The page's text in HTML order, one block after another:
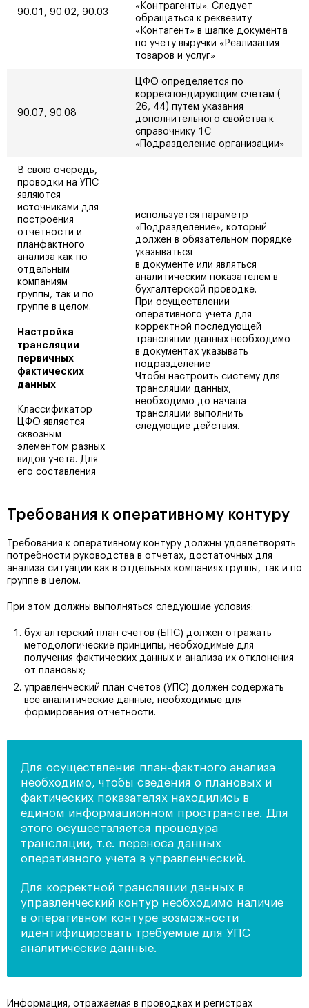
90.01, 90.02, 90.03
«Контрагенты». Следует
обращаться к реквезиту
«Контагент» в шапке документа
по учету выручки «Реализация
товаров и услуг»
90.07, 90.08
ЦФО определяется по
корреспондирующим счетам (
26, 44) путем указания
дополнительного свойства к
справочнику 1С
«Подразделение организации»
В свою очередь,
проводки на УПС
являются
источниками для
построения
отчетности и
планфактного
анализа как по
отдельным
компаниям
группы, так и по
группе в целом.
Настройка
трансляции
первичных
фактических
данных
Классификатор
ЦФО является
сквозным
элементом разных
видов учета. Для
его составления
используется параметр
«Подразделение», который
должен в обязательном порядке
указываться
в документе или являться
аналитическим показателем в
бухгалтерской проводке.
При осуществлении
оперативного учета для
корректной последующей
трансляции данных необходимо
в документах указывать
подразделение
Чтобы настроить систему для
трансляции данных,
необходимо до начала
трансляции выполнить
следующие действия.
Требования к оперативному контуру
Требования к оперативному контуру должны удовлетворять
потребности руководства в отчетах, достаточных для
анализа ситуации как в отдельных компаниях группы, так и по
группе в целом.
При этом должны выполняться следующие условия:
бухгалтерский план счетов (БПС) должен отражать
методологические принципы, необходимые для
получения фактических данных и анализа их отклонения
от плановых;
управленческий план счетов (УПС) должен содержать
все аналитические данные, необходимые для
формирования отчетности.
Для осуществления план-фактного анализа
необходимо, чтобы сведения о плановых и
фактических показателях находились в
едином информационном пространстве. Для
этого осуществляется процедура
трансляции, т.е. переноса данных
оперативного учета в управленческий.
Для корректной трансляции данных в
управленческий контур необходимо наличие
в оперативном контуре возможности
идентифицировать требуемые для УПС
аналитические данные.
Информация, отражаемая в проводках и регистрах